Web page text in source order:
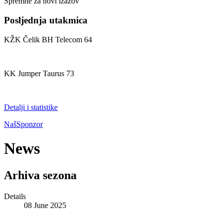
Posljednja utakmica
KŽK Čelik BH Telecom 64
KK Jumper Taurus 73
Detalji i statistike
NašSponzor
News
Arhiva sezona
Details
08 June 2025